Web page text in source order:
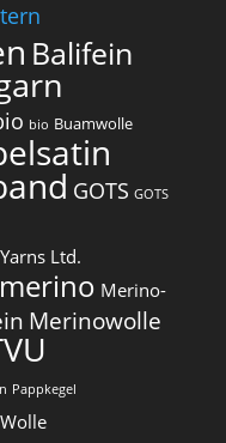
Balifein
bio Buamwolle
GOTS GOTS
Ltd.
merino Merino-
Merinowolle
Pappkegel